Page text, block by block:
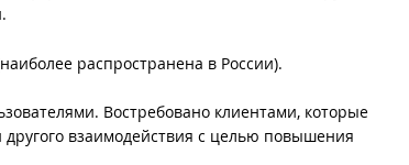
распространена в России).
Востребовано клиентами, которые
взаимодействия с целью повышения